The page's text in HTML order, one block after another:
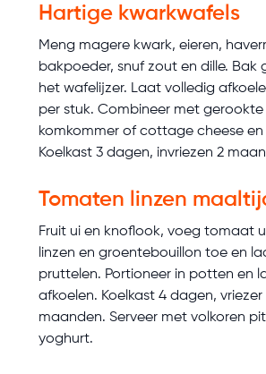
Hartige kwarkwafels
Meng magere kwark, eieren,
bakpoeder, snuf zout en dille. Bak
het wafelijzer. Laat volledig
per stuk. Combineer met gerookte
komkommer of cottage cheese en
Koelkast 3 dagen, invriezen 2
Tomaten linzen
Fruit ui en knoflook, voeg tomaat
linzen en groentebouillon toe en
pruttelen. Portioneer in potten en
afkoelen. Koelkast 4 dagen,
maanden. Serveer met volkoren
yoghurt.